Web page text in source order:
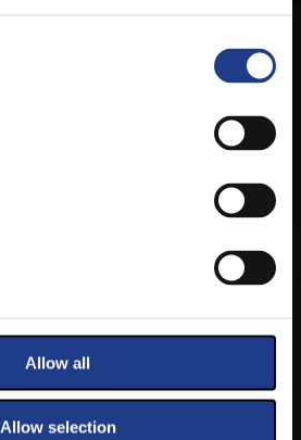
Allow all
Allow selection
ELÉRHETŐ ANDROID ÉS IOS RENDSZEREKRE AZ